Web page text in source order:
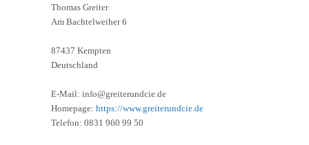
Thomas Greiter
Am Bachtelweiher 6
87437 Kempten
Deutschland
E-Mail: info@greiterundcie.de
Homepage: https://www.greiterundcie.de
Telefon: 0831 960 99 50